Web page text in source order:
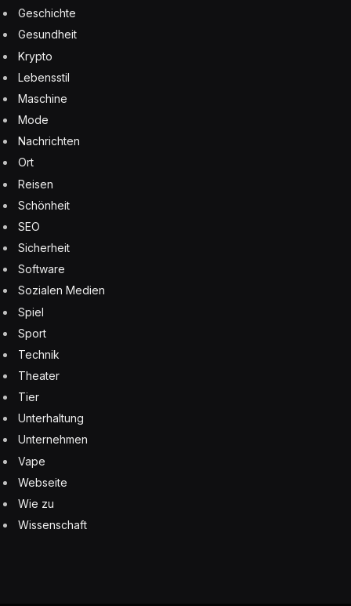
Geschichte
Gesundheit
Krypto
Lebensstil
Maschine
Mode
Nachrichten
Ort
Reisen
Schönheit
SEO
Sicherheit
Software
Sozialen Medien
Spiel
Sport
Technik
Theater
Tier
Unterhaltung
Unternehmen
Vape
Webseite
Wie zu
Wissenschaft